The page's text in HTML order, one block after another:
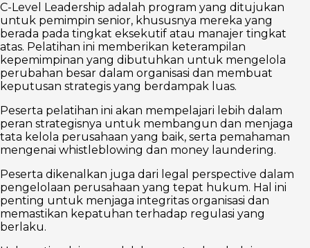
C-Level Leadership adalah program yang ditujukan
untuk pemimpin senior, khususnya mereka yang
berada pada tingkat eksekutif atau manajer tingkat
atas. Pelatihan ini memberikan keterampilan
kepemimpinan yang dibutuhkan untuk mengelola
perubahan besar dalam organisasi dan membuat
keputusan strategis yang berdampak luas.
Peserta pelatihan ini akan mempelajari lebih dalam
peran strategisnya untuk membangun dan menjaga
tata kelola perusahaan yang baik, serta pemahaman
mengenai whistleblowing dan money laundering.
Peserta dikenalkan juga dari legal perspective dalam
pengelolaan perusahaan yang tepat hukum. Hal ini
penting untuk menjaga integritas organisasi dan
memastikan kepatuhan terhadap regulasi yang
berlaku.